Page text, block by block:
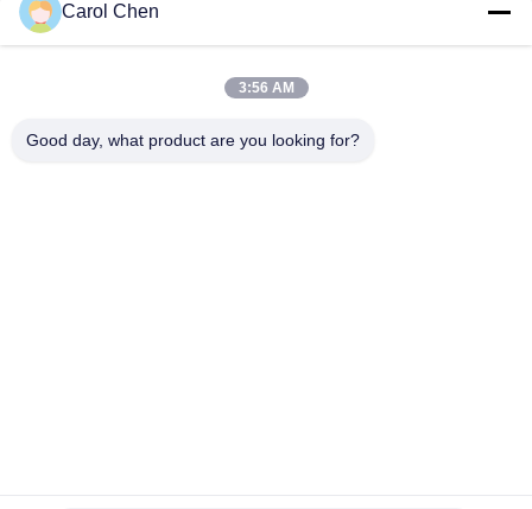
οπτικός πομποδέκτης καυτό Pluggable διπλό LC 40Gb/s
60km QSFP+ Ethernet
Οπτικές ενότητες Hilink 100G QSFP28 SR4 100M FTTX
Carol Chen
3:56 AM
Good day, what product are you looking for?